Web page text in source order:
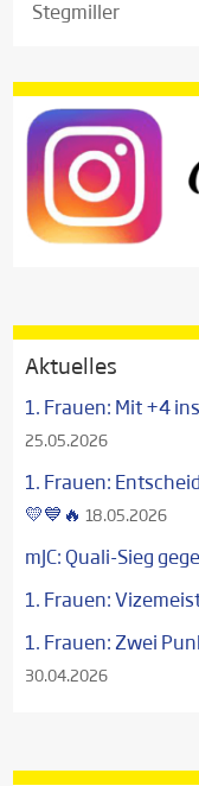
Stegmiller
Aktuelles
1. Frauen: Mit +4
25.05.2026
1. Frauen:
💛💙🔥 18.05.2026
mJC: Quali-Sieg
1. Frauen:
1. Frauen: Zwei
30.04.2026